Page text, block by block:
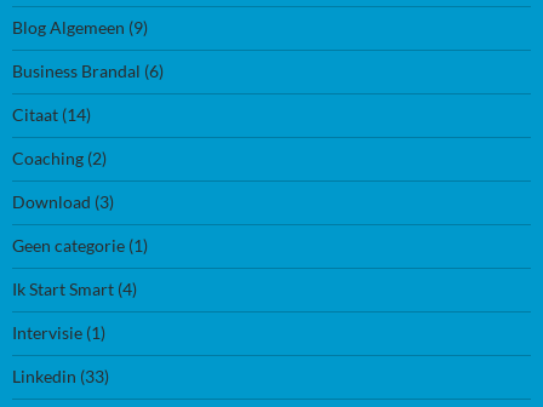
Blog Algemeen (9)
Business Brandal (6)
Citaat (14)
Coaching (2)
Download (3)
Geen categorie (1)
Ik Start Smart (4)
Intervisie (1)
Linkedin (33)